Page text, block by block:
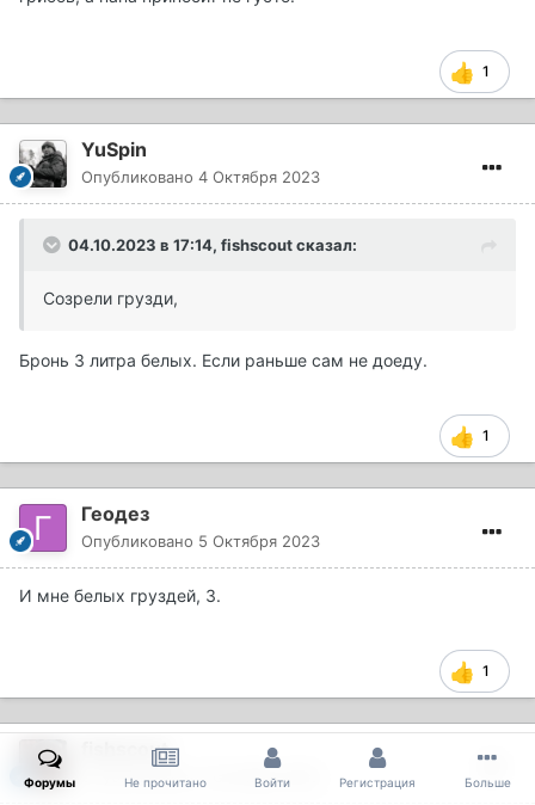
1
YuSpin
Опубликовано 4 Октября 2023
04.10.2023 в 17:14, fishscoutсказал:
Созрели грузди,
Бронь 3 литра белых. Если раньше сам не доеду.
1
Геодез
Опубликовано 5 Октября 2023
И мне белых груздей, 3.
1
fishscout
Опубликовано5 Октября 2023
Форумы Не прочитано Войти Регистрация Больше